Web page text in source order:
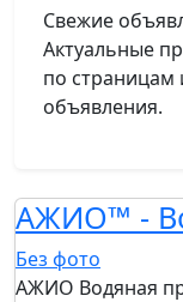
Свежие
Актуальные
по страницам
объявления.
АЖИО™ -
Без фото
АЖИО Водяная